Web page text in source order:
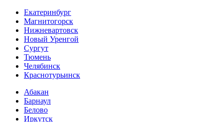
Екатеринбург
Магнитогорск
Нижневартовск
Новый Уренгой
Сургут
Тюмень
Челябинск
Краснотурьинск
Абакан
Барнаул
Белово
Иркутск